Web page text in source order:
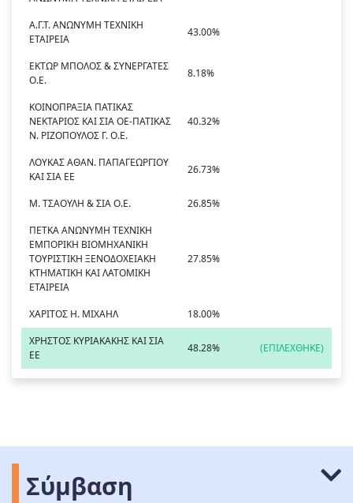
Α.Γ.Τ. ΑΝΩΝΥΜΗ ΤΕΧΝΙΚΗ
ΕΤΑΙΡΕΙΑ
43.00%
ΕΚΤΩΡ ΜΠΟΛΟΣ & ΣΥΝΕΡΓΑΤΕΣ
Ο.Ε.
8.18%
ΚΟΙΝΟΠΡΑΞΙΑ ΠΑΤΙΚΑΣ
ΝΕΚΤΑΡΙΟΣ ΚΑΙ ΣΙΑ ΟΕ-ΠΑΤΙΚΑΣ
Ν. ΡΙΖΟΠΟΥΛΟΣ Γ. Ο.Ε.
40.32%
ΛΟΥΚΑΣ ΑΘΑΝ. ΠΑΠΑΓΕΩΡΓΙΟΥ
ΚΑΙ ΣΙΑ ΕΕ
26.73%
Μ. ΤΣΑΟΥΛΗ & ΣΙΑ O.Ε.
26.85%
ΠΕΤΚΑ ΑΝΩΝΥΜΗ ΤΕΧΝΙΚΗ
ΕΜΠΟΡΙΚΗ ΒΙΟΜΗΧΑΝΙΚΗ
ΤΟΥΡΙΣΤΙΚΗ ΞΕΝΟΔΟΧΕΙΑΚΗ
ΚΤΗΜΑΤΙΚΗ ΚΑΙ ΛΑΤΟΜΙΚΗ
ΕΤΑΙΡΕΙΑ
27.85%
ΧΑΡΙΤΟΣ Η. ΜΙΧΑΗΛ
18.00%
ΧΡΗΣΤΟΣ ΚΥΡΙΑΚΑΚΗΣ ΚΑΙ ΣΙΑ
ΕΕ
48.28% (ΕΠΙΛΕΧΘΗΚΕ)
Σύμβαση